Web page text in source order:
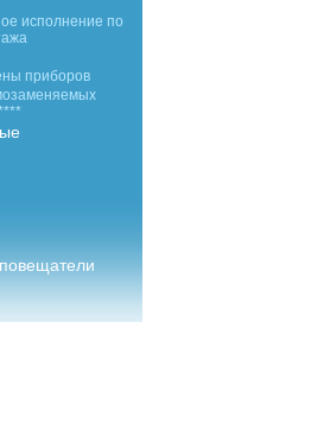
исполнение по
приборов